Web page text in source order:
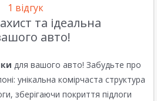
1 відгук
та ідеальна
авто!
для вашого авто! Забудьте про
унікальна комірчаста структура
зберігаючи покриття підлоги